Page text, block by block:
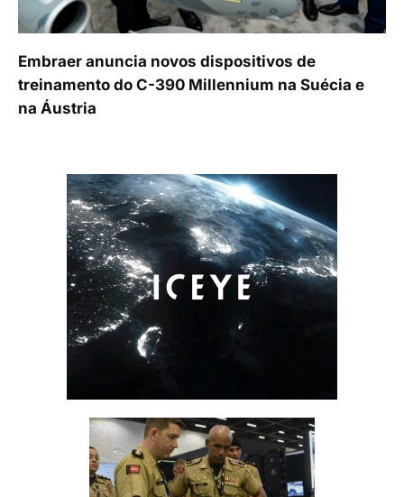
Embraer anuncia novos dispositivos de
treinamento do C-390 Millennium na Suécia e
na Áustria